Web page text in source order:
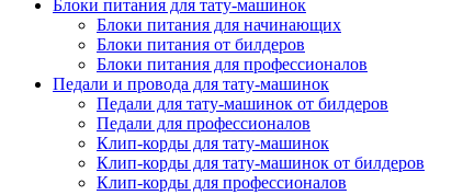
Блоки питания для тату-машинок
Блоки питания для начинающих
Блоки питания от билдеров
Блоки питания для профессионалов
Педали и провода для тату-машинок
Педали для тату-машинок от билдеров
Педали для профессионалов
Клип-корды для тату-машинок
Клип-корды для тату-машинок от билдеров
Клип-корды для профессионалов